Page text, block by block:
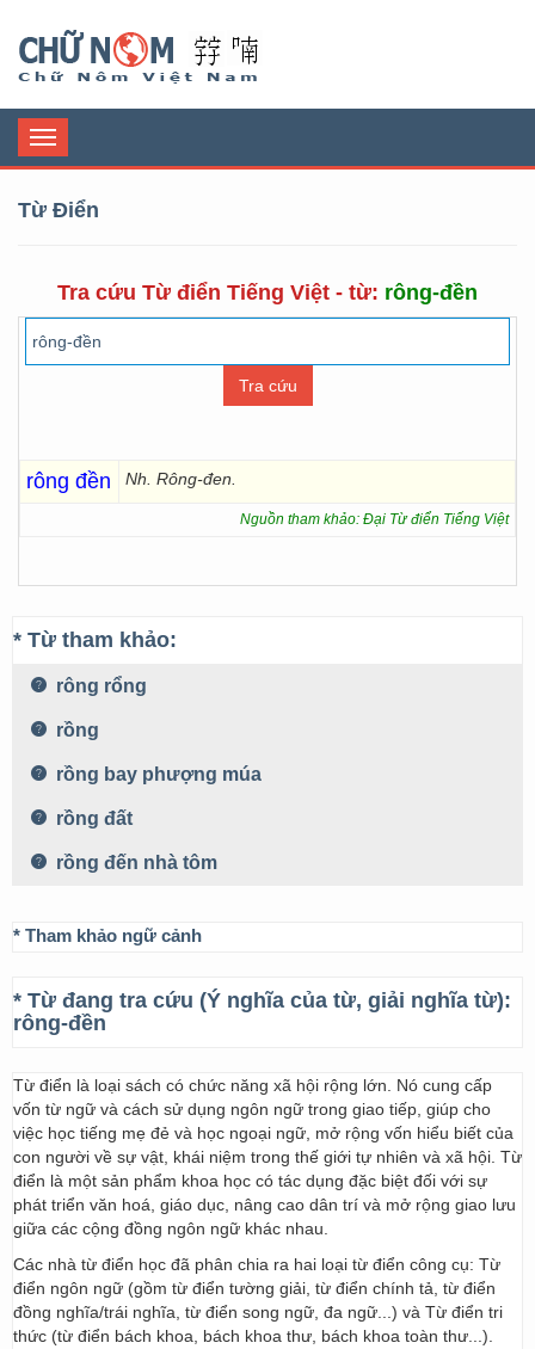
Toggle
navigation
Từ Điển
Tra cứu Từ điển Tiếng Việt - từ: rông-đền
rông đền Nh. Rông-đen.
Nguồn tham khảo: Đại Từ điển Tiếng Việt
* Từ tham khảo:
rông rổng
rồng
rồng bay phượng múa
rồng đất
rồng đến nhà tôm
* Tham khảo ngữ cảnh
* Từ đang tra cứu (Ý nghĩa của từ, giải nghĩa từ):
rông-đền
Từ điển là loại sách có chức năng xã hội rộng lớn. Nó cung cấp
vốn từ ngữ và cách sử dụng ngôn ngữ trong giao tiếp, giúp cho
việc học tiếng mẹ đẻ và học ngoại ngữ, mở rộng vốn hiểu biết của
con người về sự vật, khái niệm trong thế giới tự nhiên và xã hội. Từ
điển là một sản phẩm khoa học có tác dụng đặc biệt đối với sự
phát triển văn hoá, giáo dục, nâng cao dân trí và mở rộng giao lưu
giữa các cộng đồng ngôn ngữ khác nhau.
Các nhà từ điển học đã phân chia ra hai loại từ điển công cụ: Từ
điển ngôn ngữ (gồm từ điển tường giải, từ điển chính tả, từ điển
đồng nghĩa/trái nghĩa, từ điển song ngữ, đa ngữ...) và Từ điển tri
thức (từ điển bách khoa, bách khoa thư, bách khoa toàn thư...).